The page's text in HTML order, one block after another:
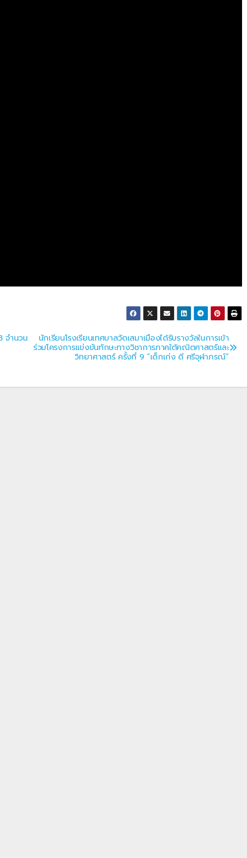
นักเรียนโรงเรียนเทศบาลวัดเสมาเมืองได้รับรางวัลในการเข้า
ร่วมโครงการแข่งขันทักษะทางวิชาการภาคใต้คณิตศาสตร์และ
วิทยาศาสตร์ ครั้งที่ 9 “เด็กเก่ง ดี ศรีจุฬาภรณ์”
จำนวน